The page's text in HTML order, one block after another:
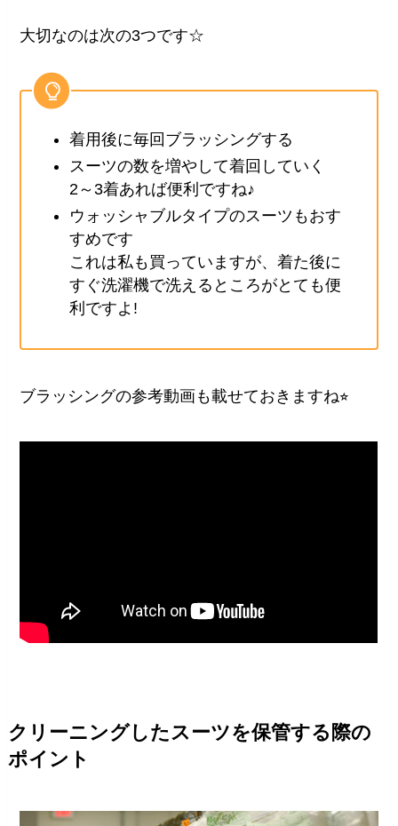
大切なのは次の3つです☆
着用後に毎回ブラッシングする
スーツの数を増やして着回していく
2～3着あれば便利ですね♪
ウォッシャブルタイプのスーツもおす
すめです
これは私も買っていますが、着た後に
すぐ洗濯機で洗えるところがとても便
利ですよ!
ブラッシングの参考動画も載せておきますね⭐︎
クリーニングしたスーツを保管する際の
ポイント